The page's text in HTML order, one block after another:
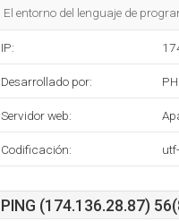
El entorno del lenguaje de
IP:
Desarrollado por:
Servidor web:
Codificación:
PING (174.136.28.87)